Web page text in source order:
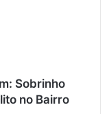
Sobrinho
no Bairro